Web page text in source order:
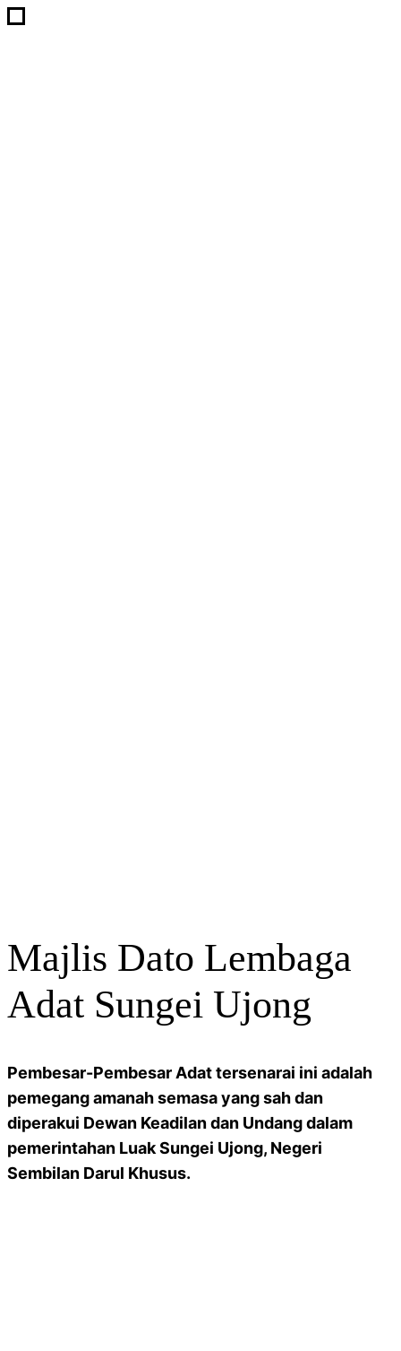
Majlis Dato Lembaga
Adat Sungei Ujong
Pembesar-Pembesar Adat tersenarai ini adalah
pemegang amanah semasa yang sah dan
diperakui Dewan Keadilan dan Undang dalam
pemerintahan Luak Sungei Ujong, Negeri
Sembilan Darul Khusus.